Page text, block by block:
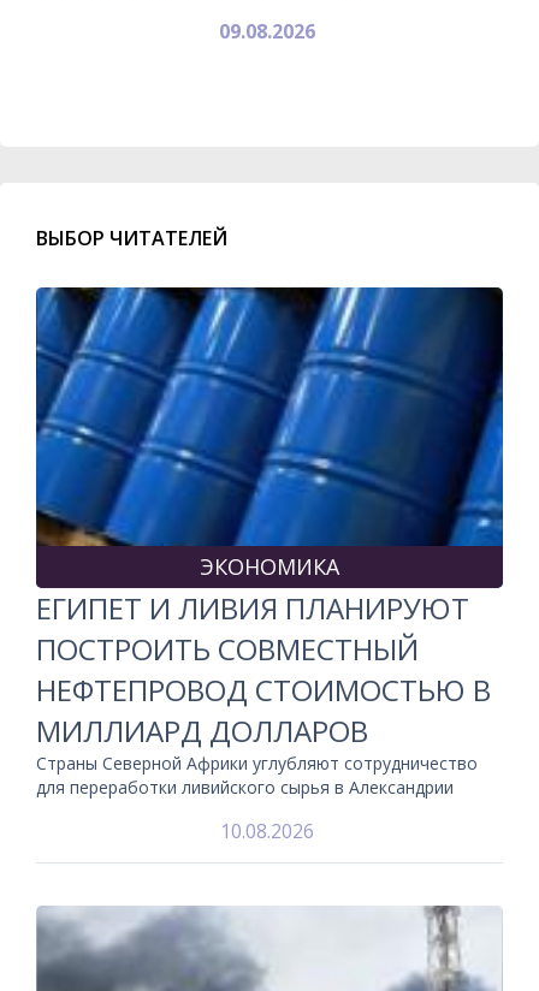
09.08.2026
ВЫБОР ЧИТАТЕЛЕЙ
ЭКОНОМИКА
ЕГИПЕТ И ЛИВИЯ ПЛАНИРУЮТ
ПОСТРОИТЬ СОВМЕСТНЫЙ
НЕФТЕПРОВОД СТОИМОСТЬЮ В
МИЛЛИАРД ДОЛЛАРОВ
Страны Северной Африки углубляют сотрудничество
для переработки ливийского сырья в Александрии
10.08.2026